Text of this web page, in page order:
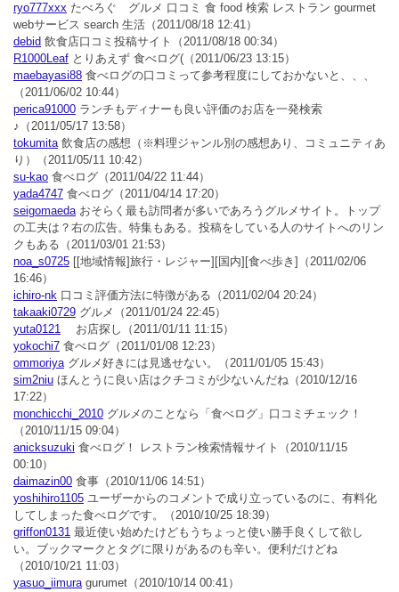
ryo777xxx たべろぐ グルメ 口コミ 食 food 検索 レストラン gourmet
webサービス search 生活 （2011/08/18 12:41）
debid 飲食店口コミ投稿サイト
（2011/08/18 00:34）
R1000Leaf とりあえず 食べログ( （2011/06/23 13:15）
maebayasi88 食べログの口コミって参考程度にしておかないと、、、
（2011/06/02 10:44）
perica91000 ランチもディナーも良い評価のお店を一発検索
♪ （2011/05/17 13:58）
tokumita飲食店の感想（※料理ジャンル別の感想あり、コミュニティあ
り）
（2011/05/11 10:42）
su-kao 食べログ （2011/04/22 11:44）
yada4747 食べログ （2011/04/14 17:20）
seigomaedaおそらく最も訪問者が多いであろうグルメサイト。トップ
の工夫は？右の広告。特集もある。投稿をしている人のサイトへのリン
クもある （2011/03/01 21:53）
noa_s0725 [[地域情報]旅行・レジャー][国内][食べ歩き]
（2011/02/06
16:46）
ichiro-nk 口コミ評価方法に特徴がある （2011/02/04 20:24）
takaaki0729 グルメ
（2011/01/24 22:45）
yuta0121 お店探し
（2011/01/11 11:15）
yokochi7 食べログ （2011/01/08 12:23）
ommoriyaグルメ好きには見逃せない。
（2011/01/05 15:43）
sim2niu ほんとうに良い店はクチコミが少ないんだね （2010/12/16
17:22）
monchicchi_2010 グルメのことなら「食べログ」口コミチェック！
（2010/11/15 09:04）
anicksuzuki 食べログ！ レストラン検索情報サイト
（2010/11/15
00:10）
daimazin00 食事 （2010/11/06 14:51）
yoshihiro1105 ユーザーからのコメントで成り立っているのに、有料化
してしまった食べログです。
（2010/10/25 18:39）
griffon0131 最近使い始めたけどもうちょっと使い勝手良くして欲し
い。ブックマークとタグに限りがあるのも辛い。便利だけどね
（2010/10/21 11:03）
yasuo_iimuragurumet （2010/10/14 00:41）